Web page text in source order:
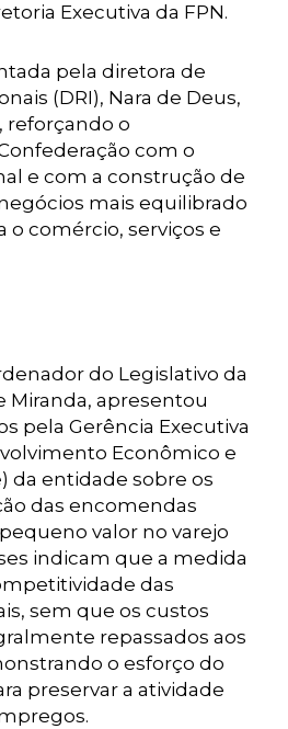
Executiva da FPN.
pela diretora de
(DRI), Nara de Deus,
reforçando o
com o
e com a construção de
mais equilibrado
o comércio, serviços e
do Legislativo da
Miranda, apresentou
pela Gerência Executiva
Econômico e
da entidade sobre os
das encomendas
valor no varejo
indicam que a medida
das
sem que os custos
repassados aos
o esforço do
preservar a atividade